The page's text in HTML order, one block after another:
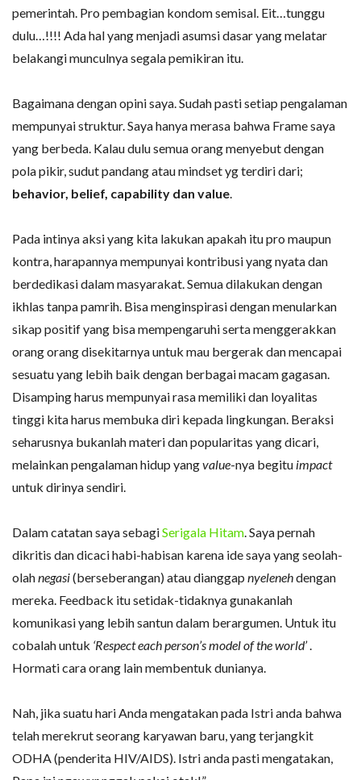
pemerintah. Pro pembagian kondom semisal. Eit…tunggu
dulu…!!!! Ada hal yang menjadi asumsi dasar yang melatar
belakangi munculnya segala pemikiran itu.
Bagaimana dengan opini saya. Sudah pasti setiap pengalaman
mempunyai struktur. Saya hanya merasa bahwa Frame saya
yang berbeda. Kalau dulu semua orang menyebut dengan
pola pikir, sudut pandang atau mindset yg terdiri dari;
behavior, belief, capability dan value.
Pada intinya aksi yang kita lakukan apakah itu pro maupun
kontra, harapannya mempunyai kontribusi yang nyata dan
berdedikasi dalam masyarakat. Semua dilakukan dengan
ikhlas tanpa pamrih. Bisa menginspirasi dengan menularkan
sikap positif yang bisa mempengaruhi serta menggerakkan
orang orang disekitarnya untuk mau bergerak dan mencapai
sesuatu yang lebih baik dengan berbagai macam gagasan.
Disamping harus mempunyai rasa memiliki dan loyalitas
tinggi kita harus membuka diri kepada lingkungan. Beraksi
seharusnya bukanlah materi dan popularitas yang dicari,
melainkan pengalaman hidup yangvalue-nya begitu impact
untuk dirinya sendiri.
Dalam catatan saya sebagiSerigala Hitam. Saya pernah
dikritis dan dicaci habi-habisan karena ide saya yang seolah-
olahnegasi(berseberangan) atau dianggap nyelenehdengan
mereka. Feedback itu setidak-tidaknya gunakanlah
komunikasi yang lebih santun dalam berargumen. Untuk itu
cobalah untuk ‘Respect each person’s model of the world’.
Hormati cara orang lain membentuk dunianya.
Nah, jika suatu hari Anda mengatakan pada Istri anda bahwa
telah merekrut seorang karyawan baru, yang terjangkit
ODHA (penderita HIV/AIDS). Istri anda pasti mengatakan,